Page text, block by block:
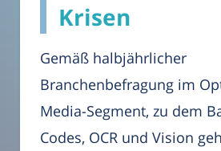
Krisen
Gemäß halbjährlicher
Branchenbefragung im
Media-Segment, zu dem
Codes, OCR und Vision